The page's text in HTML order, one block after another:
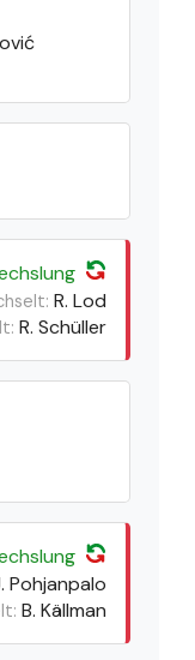
R. Lod
R. Schüller
Pohjanpalo
B. Källman